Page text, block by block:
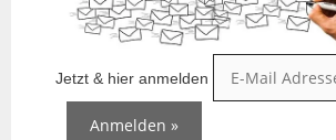
Jetzt & hier anmelden